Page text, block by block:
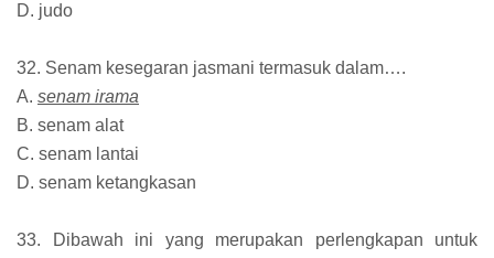
D. judo
32. Senam kesegaran jasmani termasuk dalam….
A. senam irama
B. senam alat
C. senam lantai
D. senam ketangkasan
33. Dibawah ini yang merupakan perlengkapan untuk